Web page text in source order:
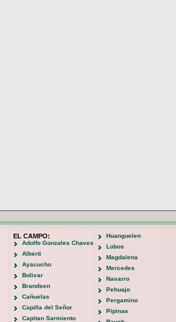
EL CAMPO:
Adolfo Gonzales Chaves
Alberti
Ayacucho
Bolivar
Brandsen
Cañuelas
Capilla del Señor
Capitan Sarmiento
Huanguelen
Lobos
Magdalena
Mercedes
Navarro
Pehuajo
Pergamino
Pipinas